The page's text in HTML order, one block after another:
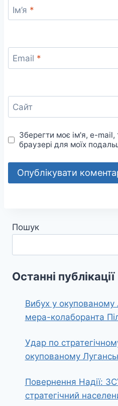
Ім’я *
Email *
Сайт
Зберегти моє ім'я, e-
браузері для моїх
Пошук
Останні публікації
Вибух у окупованому
мера-колаборанта
Удар по
окупованому
Повернення Надії:
стратегічний